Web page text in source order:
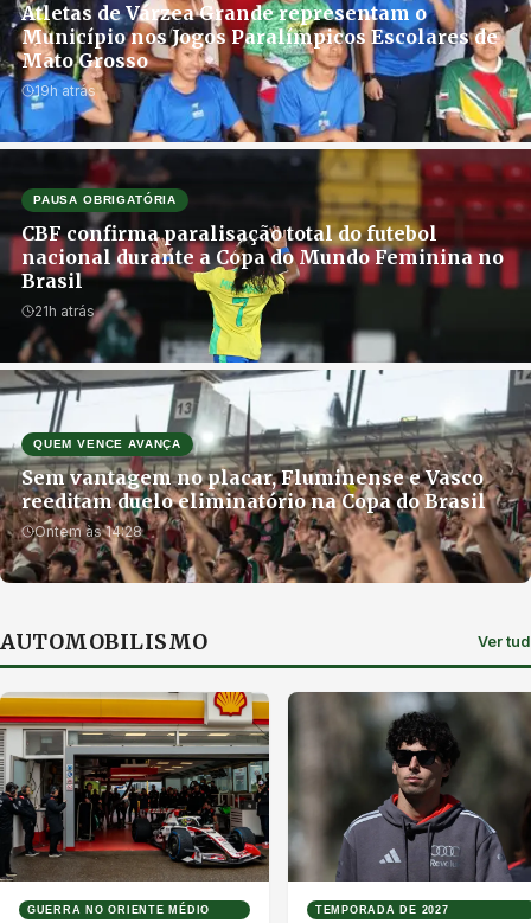
Atletas de Várzea Grande representam o
Município nos Jogos Paralímpicos Escolares de
Mato Grosso
19h atrás
PAUSA OBRIGATÓRIA
CBF confirma paralisação total do futebol
nacional durante a Copa do Mundo Feminina no
Brasil
21h atrás
QUEM VENCE AVANÇA
Sem vantagem no placar, Fluminense e Vasco
reeditam duelo eliminatório na Copa do Brasil
Ontem às 14:28
AUTOMOBILISMO Ver
GUERRA NO ORIENTE MÉDIO TEMPORADA DE 2027